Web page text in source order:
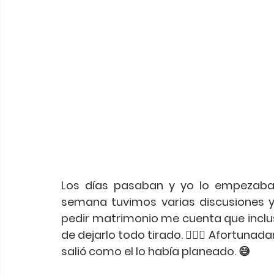
Los días pasaban y yo lo
semana tuvimos varias discusiones
pedir matrimonio me cuenta que
de dejarlo todo tirado. 🤦🏻‍♂️
salió como el lo había planeado. 😅